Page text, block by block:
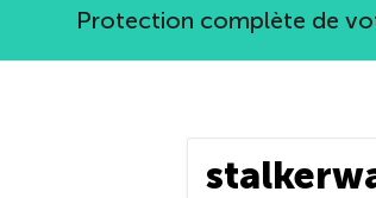
Protection complète de